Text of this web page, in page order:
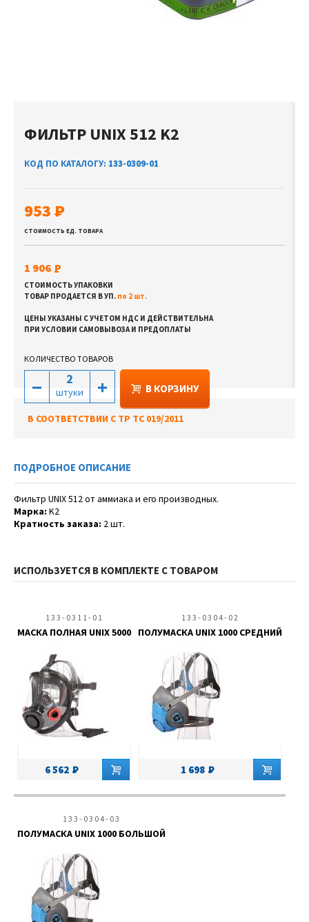
ФИЛЬТР UNIX 512 K2
КОД ПО КАТАЛОГУ: 133-0309-01
953
СТОИМОСТЬ ЕД. ТОВАРА
1 906
СТОИМОСТЬ УПАКОВКИ
ТОВАР ПРОДАЕТСЯ В УП. по 2 шт.
ЦЕНЫ УКАЗАНЫ С УЧЕТОМ НДС И ДЕЙСТВИТЕЛЬНА
ПРИ УСЛОВИИ САМОВЫВОЗА И ПРЕДОПЛАТЫ
КОЛИЧЕСТВО ТОВАРОВ
штуки В КОРЗИНУ
В СООТВЕТСТВИИ С ТР ТС 019/2011
ПОДРОБНОЕ ОПИСАНИЕ
Фильтр UNIX 512 от аммиака и его производных.
Марка: K2
Кратность заказа: 2 шт.
ИСПОЛЬЗУЕТСЯ В КОМПЛЕКТЕ С ТОВАРОМ
133-0311-01
МАСКА ПОЛНАЯ UNIX 5000
6 562
133-0304-02
ПОЛУМАСКА UNIX 1000 СРЕДНИЙ
1 698
133-0304-03
ПОЛУМАСКА UNIX 1000 БОЛЬШОЙ